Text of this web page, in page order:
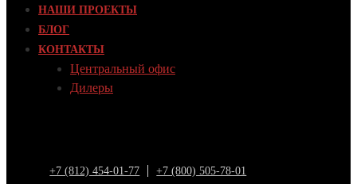
НАШИ ПРОЕКТЫ
БЛОГ
КОНТАКТЫ
Центральный офис
Дилеры
+7 (812) 454-01-77 +7 (800) 505-78-01